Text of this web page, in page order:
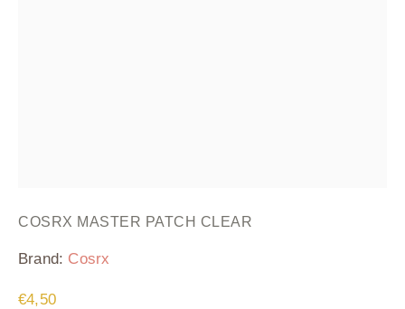
COSRX MASTER PATCH CLEAR
Brand: Cosrx
€4,50